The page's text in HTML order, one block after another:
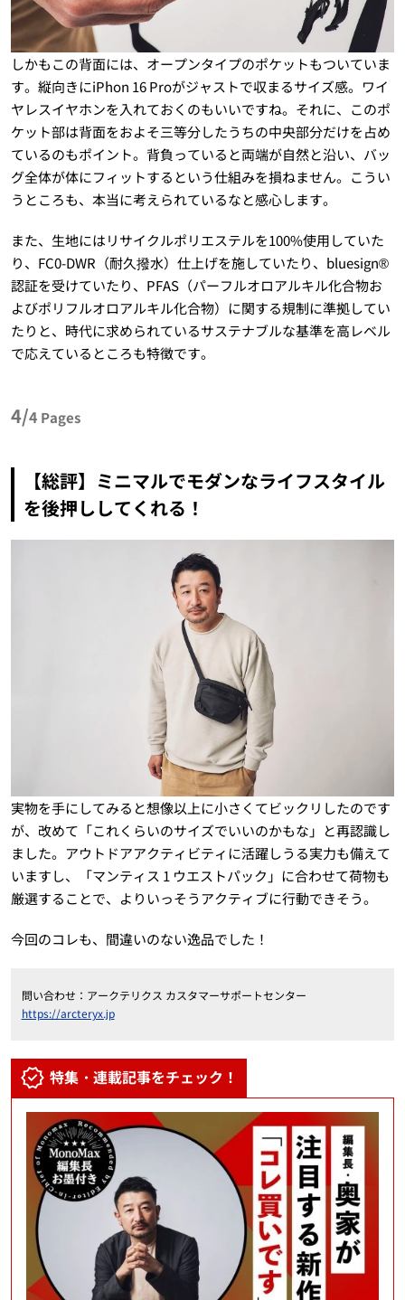
しかもこの背面には、オープンタイプのポケットもついていま
す。縦向きにiPhon 16 Proがジャストで収まるサイズ感。ワイ
ヤレスイヤホンを入れておくのもいいですね。それに、このポ
ケット部は背面をおよそ三等分したうちの中央部分だけを占め
ているのもポイント。背負っていると両端が自然と沿い、バッ
グ全体が体にフィットするという仕組みを損ねません。こうい
うところも、本当に考えられているなと感心します。
また、生地にはリサイクルポリエステルを100%使用していた
り、FC0-DWR（耐久撥水）仕上げを施していたり、bluesign®
認証を受けていたり、PFAS（パーフルオロアルキル化合物お
よびポリフルオロアルキル化合物）に関する規制に準拠してい
たりと、時代に求められているサステナブルな基準を高レベル
で応えているところも特徴です。
4/4 Pages
【総評】ミニマルでモダンなライフスタイル
を後押ししてくれる！
実物を手にしてみると想像以上に小さくてビックリしたのです
が、改めて「これくらいのサイズでいいのかもな」と再認識し
ました。アウトドアアクティビティに活躍しうる実力も備えて
いますし、「マンティス 1 ウエストパック」に合わせて荷物も
厳選することで、よりいっそうアクティブに行動できそう。
今回のコレも、間違いのない逸品でした！
問い合わせ：アークテリクス カスタマーサポートセンター
https://arcteryx.jp
特集・連載記事をチェック！